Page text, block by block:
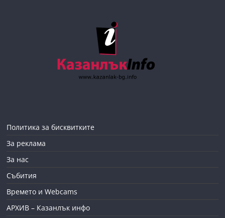
Политика за бисквитките
За реклама
За нас
Събития
Времето и Webcams
АРХИВ – Казанлък инфо